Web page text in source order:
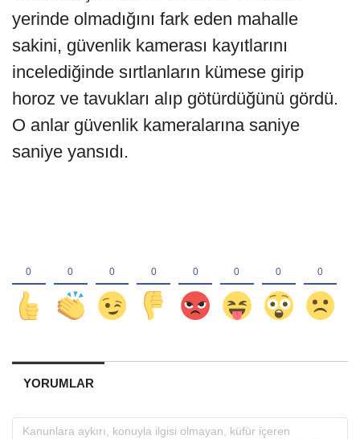
yerinde olmadığını fark eden mahalle
sakini, güvenlik kamerası kayıtlarını
incelediğinde sırtlanların kümese girip
horoz ve tavukları alıp götürdüğünü gördü.
O anlar güvenlik kameralarına saniye
saniye yansıdı.
YORUMLAR